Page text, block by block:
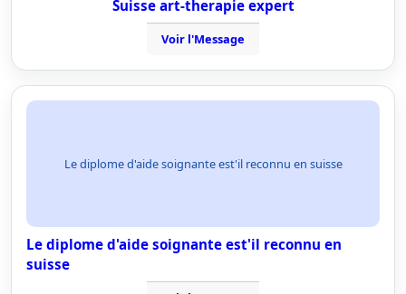
Suisse art-therapie expert
Voir l'Message
Le diplome d'aide soignante est'il reconnu en suisse
Le diplome d'aide soignante est'il reconnu en
suisse